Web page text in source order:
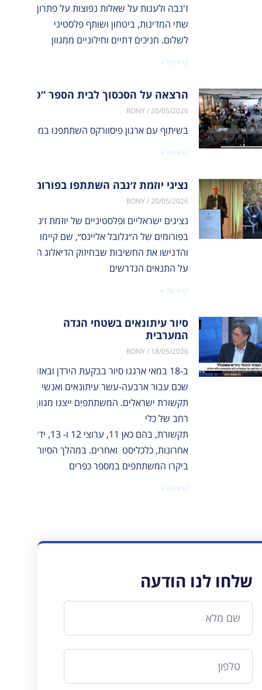
ז'נבה ולענות על שאלות נפוצות על פתרון
שתי המדינות, ביטחון ושותף פלסטיני
לשלום. חניכים דתיים וחילוניים ממגוון
קרא עוד »
הרצאה על הסכסוך לבית הספר “טק ואלי”
RONY 20/05/2026
בשיתוף עם ארגון פיסוורקס השתתפנו במפגש מקוון משותף, שחיבר בין פעילי שלום ישראלים ופלסטינים לבין 40 תלמידים מבית הספר טק ואלי בניו יורק. המפגש העניק
קרא עוד »
נציגי יוזמת ז׳נבה השתתפו בפורומים של
RONY 20/05/2026
נציגים ישראליים ופלסטיניים של יוזמת ז׳נבה
בפורומים של ה״גלובל אליינס״, שם קיימו שיח עם
והדגישו את החשיבות שבחיזוק הדיאלוג הישראלי-
על התנאים הנדרשים
קרא עוד »
סיור עיתונאים בשטחי הגדה
המערבית
RONY 18/05/2026
ב-18 במאי ארגנו סיור בבקעת הירדן ובאזור
שכם עבור ארבעה-עשר עיתונאים ואנשי
תקשורת ישראלים. המשתתפים ייצגו מגוון
רחב של כלי
תקשורת, בהם כאן 11, ערוצי 12 ו- 13, ידיעות
אחרונות, כלכליסט ואחרים. במהלך הסיור
ביקרו המשתתפים במספר כפרים
קרא עוד »
שלחו לנו הודעה